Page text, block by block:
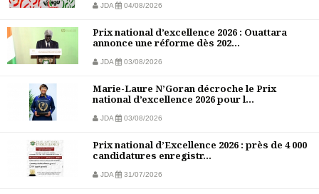
JDA 04/08/2026
Prix national d’excellence 2026 : Ouattara
annonce une réforme dès 202...
JDA 03/08/2026
Marie-Laure N’Goran décroche le Prix
national d’excellence 2026 pour l...
JDA 03/08/2026
Prix national d’Excellence 2026 : près de 4 000
candidatures enregistr...
JDA 31/07/2026